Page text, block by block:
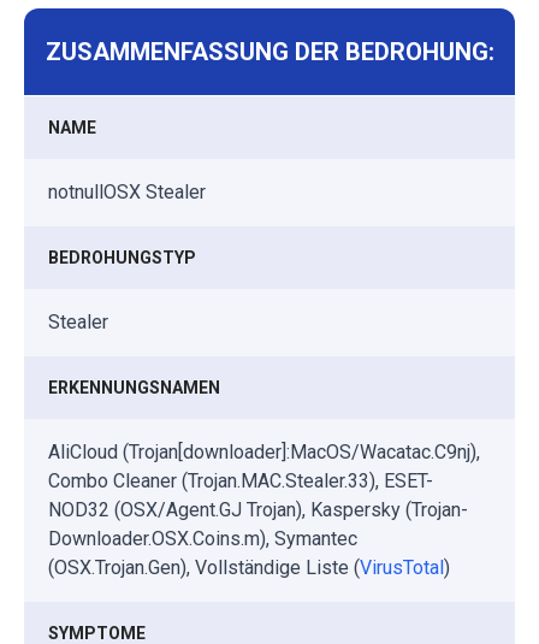
ZUSAMMENFASSUNG DER BEDROHUNG:
NAME
notnullOSX Stealer
BEDROHUNGSTYP
Stealer
ERKENNUNGSNAMEN
AliCloud (Trojan[downloader]:MacOS/Wacatac.C9nj),
Combo Cleaner (Trojan.MAC.Stealer.33), ESET-
NOD32 (OSX/Agent.GJ Trojan), Kaspersky (Trojan-
Downloader.OSX.Coins.m), Symantec
(OSX.Trojan.Gen), Vollständige Liste (VirusTotal)
SYMPTOME